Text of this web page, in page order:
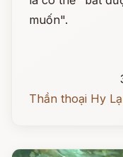
muốn".
Thần thoại Hy